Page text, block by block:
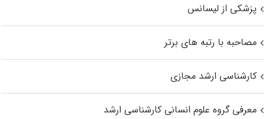
پزشکی از لیسانس
مصاحبه با رتبه های برتر
کارشناسی ارشد مجازی
معرفی گروه علوم انسانی کارشناسی ارشد